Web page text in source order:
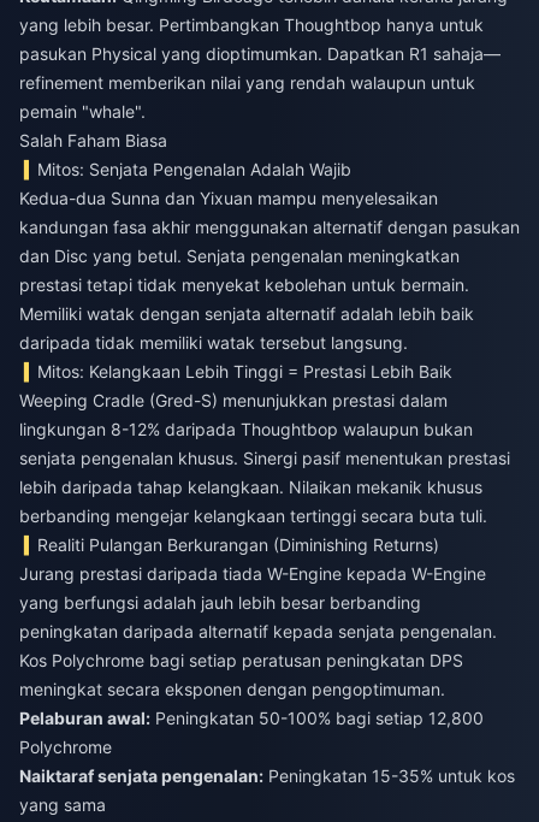
yang lebih besar. Pertimbangkan Thoughtbop hanya untuk
pasukan Physical yang dioptimumkan. Dapatkan R1 sahaja—
refinement memberikan nilai yang rendah walaupun untuk
pemain "whale".
Salah Faham Biasa
Mitos: Senjata Pengenalan Adalah Wajib
Kedua-dua Sunna dan Yixuan mampu menyelesaikan
kandungan fasa akhir menggunakan alternatif dengan pasukan
dan Disc yang betul. Senjata pengenalan meningkatkan
prestasi tetapi tidak menyekat kebolehan untuk bermain.
Memiliki watak dengan senjata alternatif adalah lebih baik
daripada tidak memiliki watak tersebut langsung.
Mitos: Kelangkaan Lebih Tinggi = Prestasi Lebih Baik
Weeping Cradle (Gred-S) menunjukkan prestasi dalam
lingkungan 8-12% daripada Thoughtbop walaupun bukan
senjata pengenalan khusus. Sinergi pasif menentukan prestasi
lebih daripada tahap kelangkaan. Nilaikan mekanik khusus
berbanding mengejar kelangkaan tertinggi secara buta tuli.
Realiti Pulangan Berkurangan (Diminishing Returns)
Jurang prestasi daripada tiada W-Engine kepada W-Engine
yang berfungsi adalah jauh lebih besar berbanding
peningkatan daripada alternatif kepada senjata pengenalan.
Kos Polychrome bagi setiap peratusan peningkatan DPS
meningkat secara eksponen dengan pengoptimuman.
Pelaburan awal: Peningkatan 50-100% bagi setiap 12,800
Naiktaraf senjata pengenalan: Peningkatan 15-35% untuk kos